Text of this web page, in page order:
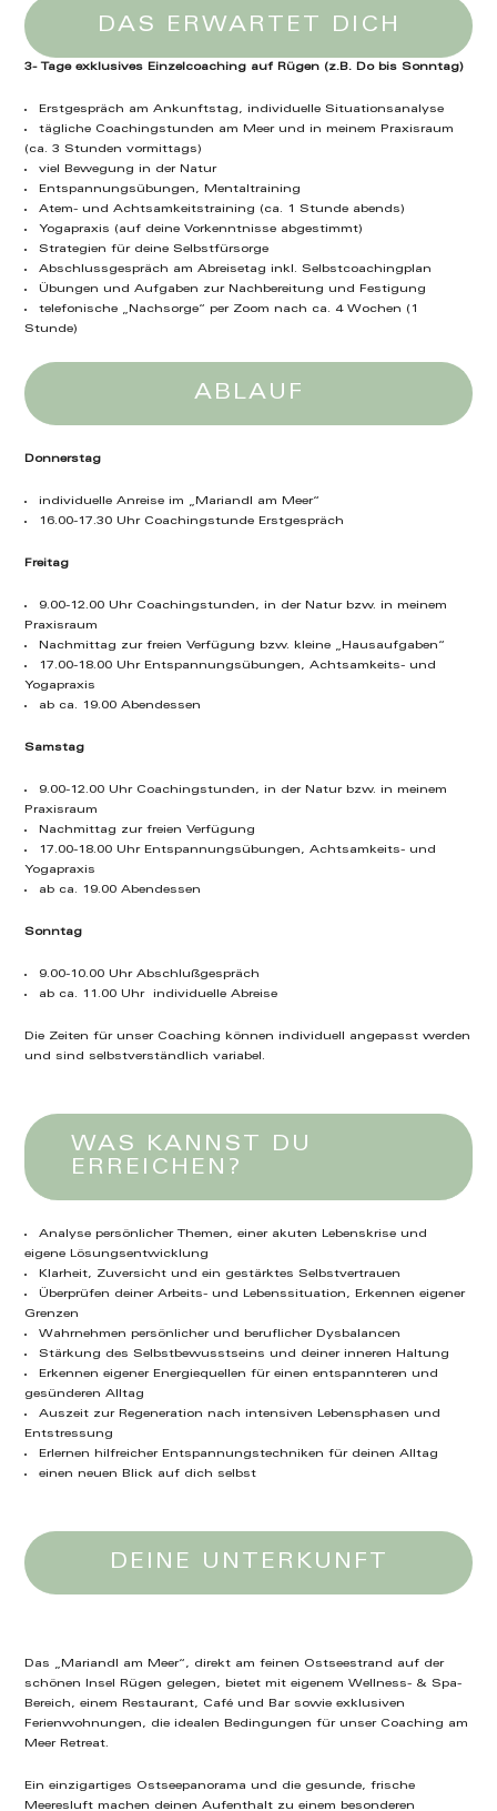
DAS ERWARTET DICH
3- Tage exklusives Einzelcoaching auf Rügen (z.B. Do bis Sonntag)
Erstgespräch am Ankunftstag, individuelle Situationsanalyse
tägliche Coachingstunden am Meer und in meinem Praxisraum
(ca. 3 Stunden vormittags)
viel Bewegung in der Natur
Entspannungsübungen, Mentaltraining
Atem- und Achtsamkeitstraining (ca. 1 Stunde abends)
Yogapraxis (auf deine Vorkenntnisse abgestimmt)
Strategien für deine Selbstfürsorge
Abschlussgespräch am Abreisetag inkl. Selbstcoachingplan
Übungen und Aufgaben zur Nachbereitung und Festigung
telefonische „Nachsorge“ per Zoom nach ca. 4 Wochen (1
Stunde)
ABLAUF
Donnerstag
individuelle Anreise im „Mariandl am Meer“
16.00-17.30 Uhr Coachingstunde Erstgespräch
Freitag
9.00-12.00 Uhr Coachingstunden, in der Natur bzw. in meinem
Praxisraum
Nachmittag zur freien Verfügung bzw. kleine „Hausaufgaben“
17.00-18.00 Uhr Entspannungsübungen, Achtsamkeits- und
Yogapraxis
ab ca. 19.00 Abendessen
Samstag
9.00-12.00 Uhr Coachingstunden, in der Natur bzw. in meinem
Praxisraum
Nachmittag zur freien Verfügung
17.00-18.00 Uhr Entspannungsübungen, Achtsamkeits- und
Yogapraxis
ab ca. 19.00 Abendessen
Sonntag
9.00-10.00 Uhr Abschlußgespräch
ab ca. 11.00 Uhr individuelle Abreise
Die Zeiten für unser Coaching können individuell angepasst werden
und sind selbstverständlich variabel.
WAS KANNST DU
ERREICHEN?
Analyse persönlicher Themen, einer akuten Lebenskrise und
eigene Lösungsentwicklung
Klarheit, Zuversicht und ein gestärktes Selbstvertrauen
Überprüfen deiner Arbeits- und Lebenssituation, Erkennen eigener
Grenzen
Wahrnehmen persönlicher und beruflicher Dysbalancen
Stärkung des Selbstbewusstseins und deiner inneren Haltung
Erkennen eigener Energiequellen für einen entspannteren und
gesünderen Alltag
Auszeit zur Regeneration nach intensiven Lebensphasen und
Entstressung
Erlernen hilfreicher Entspannungstechniken für deinen Alltag
einen neuen Blick auf dich selbst
DEINE UNTERKUNFT
Das „Mariandl am Meer“, direkt am feinen Ostseestrand auf der
schönen Insel Rügen gelegen, bietet mit eigenem Wellness- & Spa-
Bereich, einem Restaurant, Café und Bar sowie exklusiven
Ferienwohnungen, die idealen Bedingungen für unser Coaching am
Meer Retreat.
Ein einzigartiges Ostseepanorama und die gesunde, frische
Meeresluft machen deinen Aufenthalt zu einem besonderen